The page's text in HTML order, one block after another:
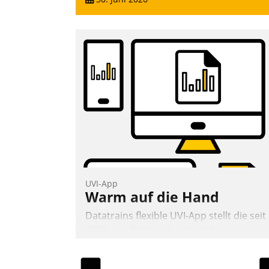
UVI-App
Warm auf die Hand
Datatrains flexible UVI-App stellt die seit
zuverlässig und leicht bekömmlich